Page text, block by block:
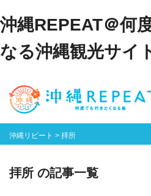
沖縄REPEAT＠何
なる沖縄観光サイ
沖縄リピート > 拝所
拝所 の記事一覧